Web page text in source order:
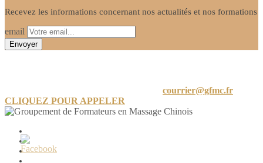
Recevez les informations concernant nos actualités et nos formations
email
courrier@gfmc.fr
CLIQUEZ POUR APPELER
Mot de passe perdu
Conditions générales de vente